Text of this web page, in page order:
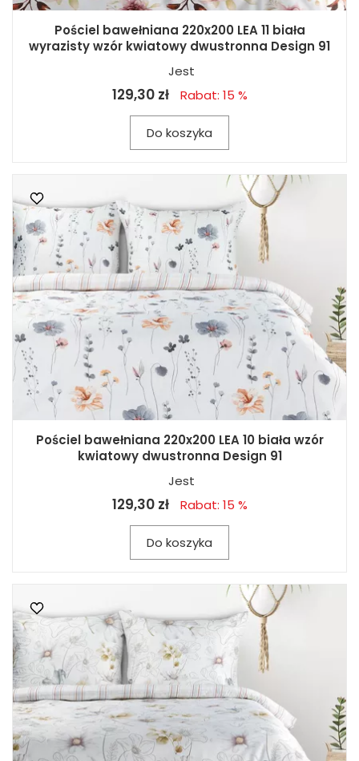
Pościel bawełniana 220x200 LEA 11 biała
wyrazisty wzór kwiatowy dwustronna Design 91
Jest
129,30 zł Rabat: 15 %
Do koszyka
Pościel bawełniana 220x200 LEA 10 biała wzór
kwiatowy dwustronna Design 91
Jest
129,30 zł Rabat: 15 %
Do koszyka